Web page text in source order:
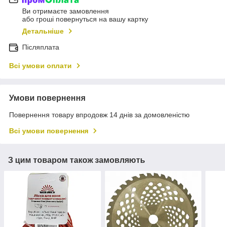
Ви отримаєте замовлення
або гроші повернуться на вашу картку
Детальніше
Післяплата
Всі умови оплати
Умови повернення
Повернення товару впродовж 14 днів за домовленістю
Всі умови повернення
З цим товаром також замовляють